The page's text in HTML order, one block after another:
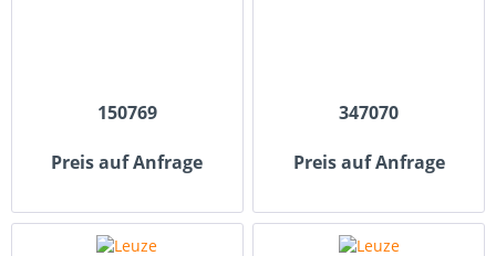
150769
Preis auf Anfrage
347070
Preis auf Anfrage